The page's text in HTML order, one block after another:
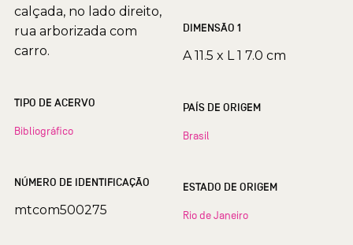
calçada, no lado direito,
rua arborizada com
carro.
TIPO DE ACERVO
Bibliográfico
NÚMERO DE IDENTIFICAÇÃO
mtcom500275
DIMENSÃO 1
A 11.5 x L 1 7.0 cm
PAÍS DE ORIGEM
Brasil
ESTADO DE ORIGEM
Rio de Janeiro